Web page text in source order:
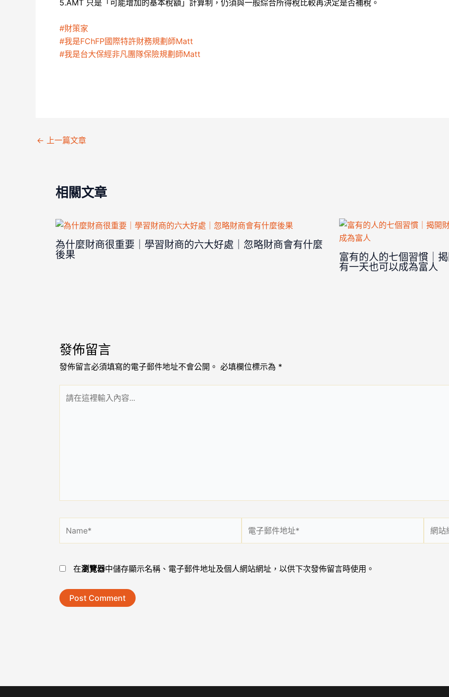
5.AMT 只是「可能增加的基本稅額」計算制，仍須與一般綜合所得稅比較再決定是否補稅。
#財策家
#我是FChFP國際特許財務規劃師Matt
#我是台大保經非凡團隊保險規劃師Matt
← 上一篇文章
相關文章
為什麼財商很重要｜學習財商的六大好處｜忽略財商會有什麼
後果
富有的人的七個習慣｜
有一天也可以成為富人
發佈留言
發佈留言必須填寫的電子郵件地址不會公開。 必填欄位標示為 *
在
地
站
在瀏覽器中儲存顯示名稱、電子郵件地址及個人網站網址，以供下次發佈留言時使用。